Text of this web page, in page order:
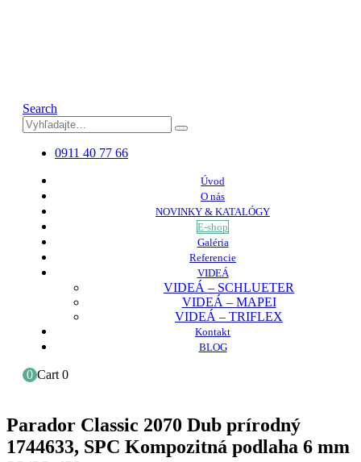
Search
0911 40 77 66
Úvod
O nás
NOVINKY & KATALÓGY
E-shop
Galéria
Referencie
VIDEÁ
VIDEÁ – SCHLUETER
VIDEÁ – MAPEI
VIDEÁ – TRIFLEX
Kontakt
BLOG
0 Cart 0
Parador Classic 2070 Dub prírodný
1744633, SPC Kompozitná podlaha 6 mm